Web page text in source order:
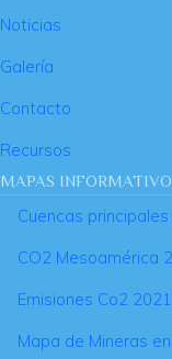
Noticias
Galería
Contacto
Recursos
MAPAS
Cuencas
CO2 Mesoamérica
Emisiones Co2
Mapa de Mineras